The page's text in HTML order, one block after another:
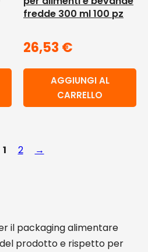
fredde 300 ml 100 pz
26,53 €
AGGIUNGI AL
CARRELLO
1 2 →
il packaging alimentare
prodotto e rispetto per